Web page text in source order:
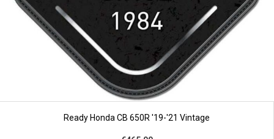
Ready Honda CB 650R '19-'21 Vintage